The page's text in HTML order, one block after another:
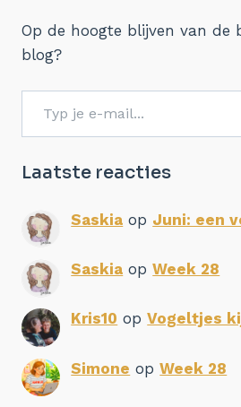
Op de hoogte blijven van de
blog?
Typ je e-mail...
Laatste reacties
Saskia op Juni: een
Saskia opWeek 28
Kris10 opVogeltjes
Simone opWeek 28